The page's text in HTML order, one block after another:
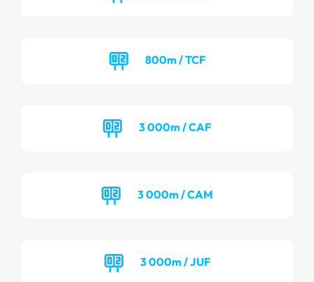
800m / TCF
3 000m / CAF
3 000m / CAM
3 000m / JUF